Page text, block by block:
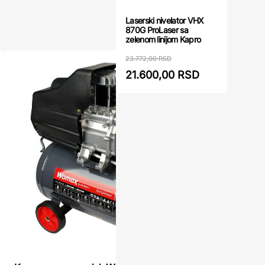
Laserski nivelator VHX
870G ProLaser sa
zelenom linijom Kapro
23.772,00 RSD
21.600,00 RSD